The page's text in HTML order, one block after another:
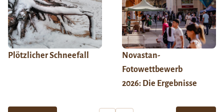
Plötzlicher Schneefall
Novastan-
Fotowettbewerb
2026: Die Ergebnisse